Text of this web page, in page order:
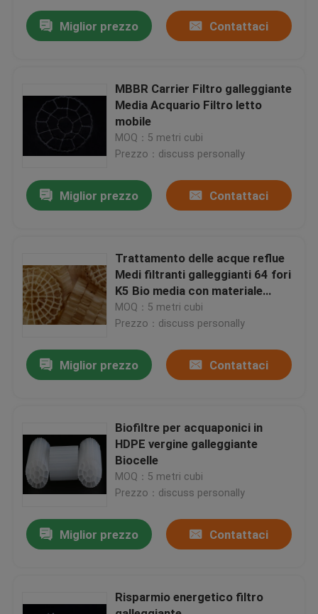
Casa
Circa noi
Controllo di qualità
blog
Richieda una citazione
Bio- media di MBBR
Miglior prezzo Contattaci
MBBR Carrier Filtro galleggiante
Media Acquario Filtro letto
mobile
MOQ：5 metri cubi
Prezzo：discuss personally
Miglior prezzo Contattaci
Trattamento delle acque reflue
Medi filtranti galleggianti 64 fori
K5 Bio media con materiale
HDPE vergine
MOQ：5 metri cubi
Prezzo：discuss personally
Miglior prezzo Contattaci
Biofiltre per acquaponici in
HDPE vergine galleggiante
Biocelle
MOQ：5 metri cubi
Prezzo：discuss personally
Miglior prezzo Contattaci
Risparmio energetico filtro